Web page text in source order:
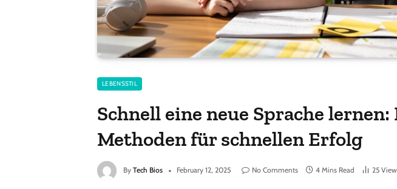
LEBENSSTIL
Schnell eine neue Sprache lernen:
Methoden für schnellen Erfolg
By Tech Bios February 12, 2025 No Comments 4 Mins Read 25